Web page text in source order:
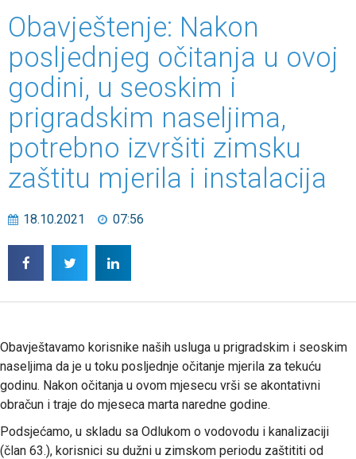
Obavještenje: Nakon
posljednjeg očitanja u ovoj
godini, u seoskim i
prigradskim naseljima,
potrebno izvršiti zimsku
zaštitu mjerila i instalacija
18.10.2021 07:56
Obavještavamo korisnike naših usluga u prigradskim i seoskim
naseljima da je u toku posljednje očitanje mjerila za tekuću
godinu. Nakon očitanja u ovom mjesecu vrši se akontativni
obračun i traje do mjeseca marta naredne godine.
Podsjećamo, u skladu sa Odlukom o vodovodu i kanalizaciji
(član 63.), korisnici su dužni u zimskom periodu zaštititi od